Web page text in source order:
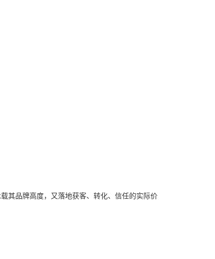
其品牌高度，又落地获客、转化、信任的实际价